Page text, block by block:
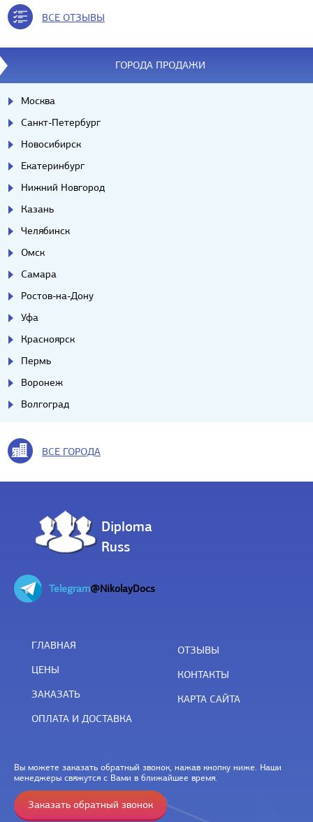
ВСЕ ОТЗЫВЫ
ГОРОДА ПРОДАЖИ
Москва
Санкт-Петербург
Новосибирск
Екатеринбург
Нижний Новгород
Казань
Челябинск
Омск
Самара
Ростов-на-Дону
Уфа
Красноярск
Пермь
Воронеж
Волгоград
ВСЕ ГОРОДА
Diploma
Russ
Telegram@NikolayDocs
ГЛАВНАЯ
ЦЕНЫ
ЗАКАЗАТЬ
ОПЛАТА И ДОСТАВКА
ОТЗЫВЫ
КОНТАКТЫ
КАРТА САЙТА
Вы можете заказать обратный звонок, нажав кнопку ниже. Наши
менеджеры свяжутся с Вами в ближайшее время.
Заказать обратный звонок